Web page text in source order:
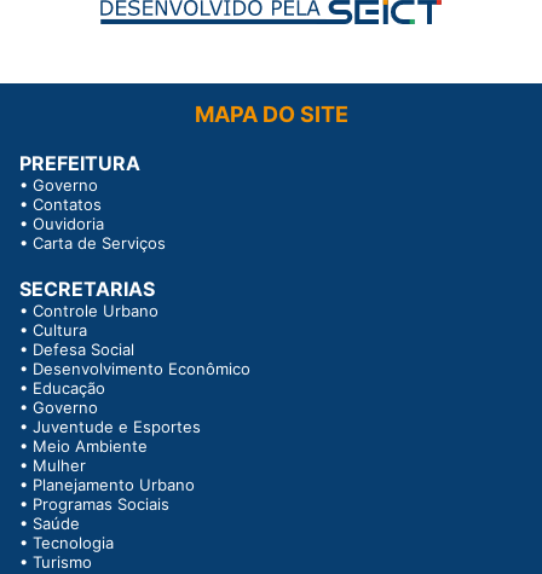
MAPA DO SITE
PREFEITURA
• Governo
• Contatos
• Ouvidoria
• Carta de Serviços
SECRETARIAS
• Controle Urbano
• Cultura
• Defesa Social
• Desenvolvimento Econômico
• Educação
• Governo
• Juventude e Esportes
• Meio Ambiente
• Mulher
• Planejamento Urbano
• Programas Sociais
• Saúde
• Tecnologia
• Turismo